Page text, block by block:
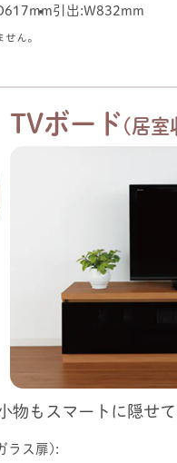
引出：W832mm
せん。
TVボード（居
物もスマートに隠せ
ス扉）：